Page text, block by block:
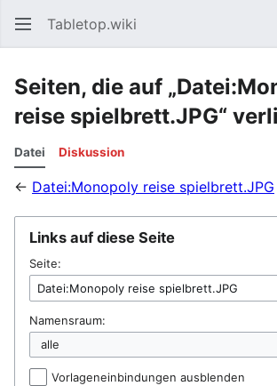
Tabletop.wiki
Seiten, die auf
reise spielbrett.JPG“
Datei Diskussion
← Datei:Monopoly reise spielbrett.JPG
Links auf diese Seite
Seite:
Namensraum:
Vorlageneinbindungen ausblenden